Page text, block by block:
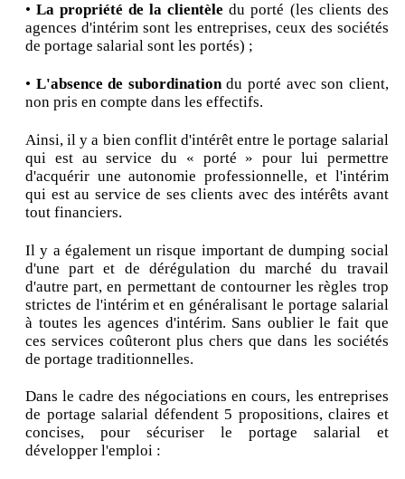
•La propriété de la clientèle du porté (les clients des
agences d'intérim sont les entreprises, ceux des sociétés
de portage salarial sont les portés) ;
• L'absence de subordinationdu porté avec son client,
non pris en compte dans les effectifs.
Ainsi, il y a bien conflit d'intérêt entre le portage salarial
qui est au service du « porté » pour lui permettre
d'acquérir une autonomie professionnelle, et l'intérim
qui est au service de ses clients avec des intérêts avant
tout financiers.
Il y a également un risque important de dumping social
d'une part et de dérégulation du marché du travail
d'autre part, en permettant de contourner les règles trop
strictes de l'intérim et en généralisant le portage salarial
à toutes les agences d'intérim. Sans oublier le fait que
ces services coûteront plus chers que dans les sociétés
de portage traditionnelles.
Dans le cadre des négociations en cours, les entreprises
de portage salarial défendent 5 propositions, claires et
concises, pour sécuriser le portage salarial et
développer l'emploi :